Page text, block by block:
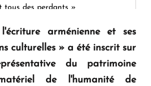
tous des perdants »
pas d'alternative concrète, la
ne se pose pas. "
arménienne et ses
culturelles » a été inscrit sur
du patrimoine
de l'humanité de